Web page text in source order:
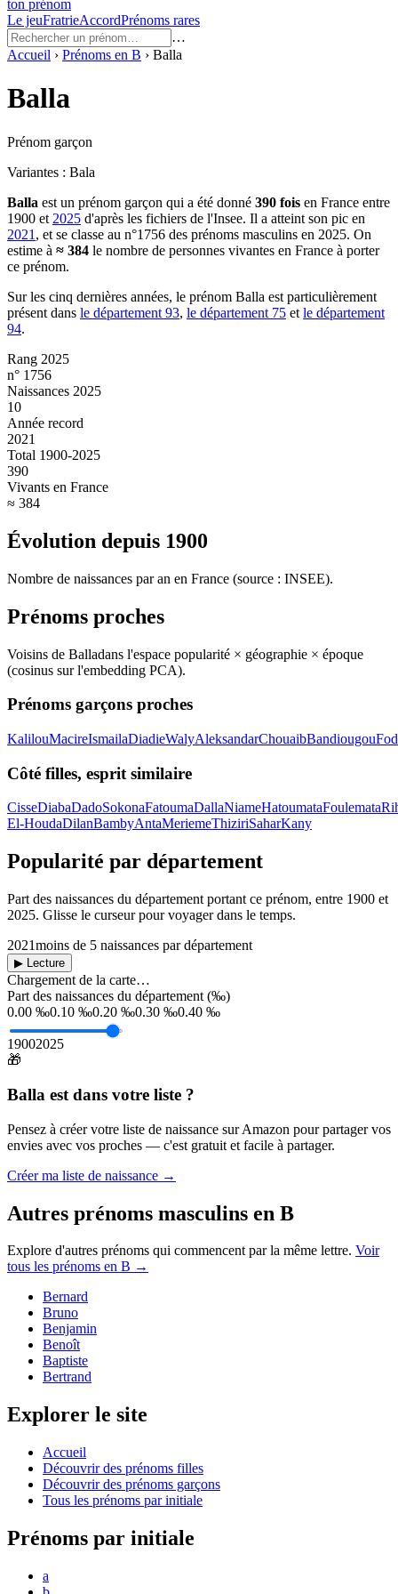
ton prénom
Le jeuFratrieAccordPrénoms rares
…
Accueil › Prénoms en B › Balla
Balla
Prénom garçon
Variantes : Bala
Balla est un prénom garçon qui a été donné 390 fois en France entre
1900 et 2025 d'après les fichiers de l'Insee. Il a atteint son pic en
2021 , et se classe au n°1756 des prénoms masculins en 2025. On
estime à ≈ 384 le nombre de personnes vivantes en France à porter
ce prénom.
Sur les cinq dernières années, le prénom Balla est particulièrement
présent dans le département 93, le département 75 et le département
94.
Rang 2025
n° 1756
Naissances 2025
10
Année record
2021
Total 1900-2025
390
Vivants en France
≈ 384
Évolution depuis 1900
Nombre de naissances par an en France (source : INSEE).
Prénoms proches
Voisins de Balladans l'espace popularité × géographie × époque
(cosinus sur l'embedding PCA).
Prénoms garçons proches
KalilouMacireIsmailaDiadieWalyAleksandarChouaibBandiougou
Côté filles, esprit similaire
CisseDiabaDadoSokonaFatoumaDallaNiameHatoumataFoulemata
El-HoudaDilanBambyAntaMeriemeThiziriSaharKany
Popularité par département
Part des naissances du département portant ce prénom, entre 1900 et
2025. Glisse le curseur pour voyager dans le temps.
2021moins de 5 naissances par département
▶ Lecture
Chargement de la carte…
Part des naissances du département (‰)
0.00 ‰0.10 ‰0.20 ‰0.30 ‰0.40 ‰
19002025
🎁
Balla est dans votre liste ?
Pensez à créer votre liste de naissance sur Amazon pour partager vos
envies avec vos proches — c'est gratuit et facile à partager.
Créer ma liste de naissance →
Autres prénoms masculins en B
Explore d'autres prénoms qui commencent par la même lettre. Voir
tous les prénoms en B →
Bernard
Bruno
Benjamin
Benoît
Baptiste
Bertrand
Explorer le site
Accueil
Découvrir des prénoms filles
Découvrir des prénoms garçons
Tous les prénoms par initiale
Prénoms par initiale
a